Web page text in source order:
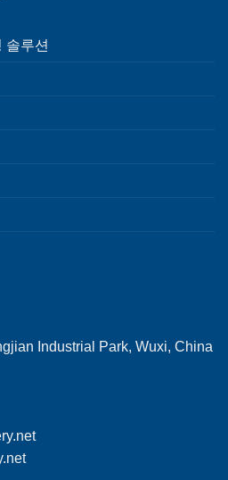
솔루션
Industrial Park, Wuxi, China